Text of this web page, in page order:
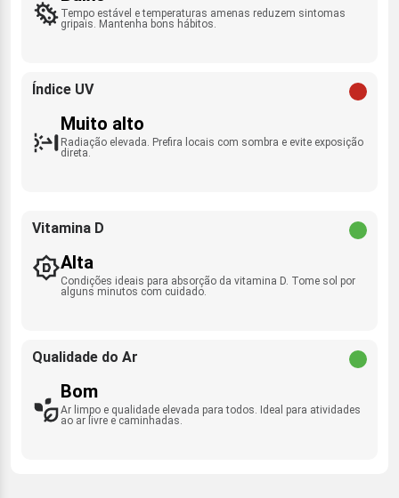
Tempo estável e temperaturas amenas reduzem sintomas
gripais. Mantenha bons hábitos.
Índice UV
Muito alto
Radiação elevada. Prefira locais com sombra e evite exposição
direta.
Vitamina D
Alta
Condições ideais para absorção da vitamina D. Tome sol por
alguns minutos com cuidado.
Qualidade do Ar
Bom
Ar limpo e qualidade elevada para todos. Ideal para atividades
ao ar livre e caminhadas.